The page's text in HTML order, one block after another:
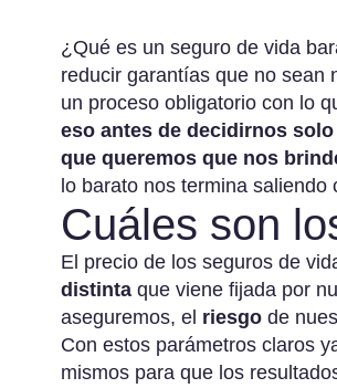
¿Qué es un seguro de vida
reducir garantías que no sean
un proceso obligatorio con lo
eso antes de decidirnos
que queremos que nos
lo barato nos termina saliendo
Cuáles son
El precio de los seguros de
distinta que viene fijada por
aseguremos, el riesgo de
Con estos parámetros claros
mismos para que los